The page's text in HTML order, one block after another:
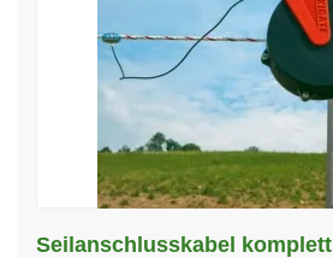
Seilanschlusskabel komplett